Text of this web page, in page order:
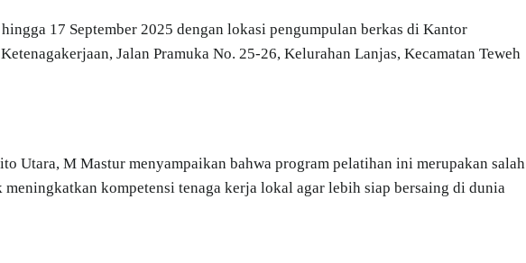
17 September 2025 dengan lokasi pengumpulan berkas di Kantor
Jalan Pramuka No. 25-26, Kelurahan Lanjas, Kecamatan Teweh
Utara, M Mastur menyampaikan bahwa program pelatihan ini merupakan salah
meningkatkan kompetensi tenaga kerja lokal agar lebih siap bersaing di dunia